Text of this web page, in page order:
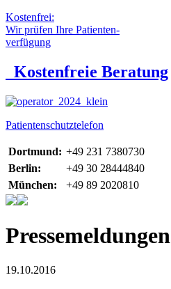
Kostenfrei:
Wir prüfen Ihre Patienten-
verfügung
Kostenfreie Beratung
Patientenschutztelefon
Dortmund: +49 231 7380730
Berlin:
+49 30 28444840
München:
+49 89 2020810
Pressemeldungen
19.10.2016